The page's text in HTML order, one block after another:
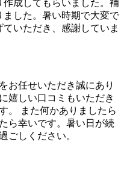
成してもらいました。補
した。暑い時期で大変で
いただき、感謝していま
お任せいただき誠にあり
嬉しい口コミもいただき
。 また何かありましたら
ら幸いです。暑い日が続
ごしください。